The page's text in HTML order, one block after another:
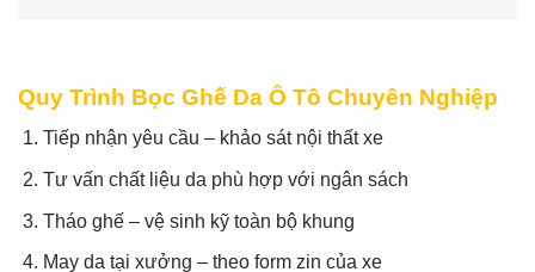
Quy Trình Bọc Ghế Da Ô Tô Chuyên Nghiệp
Tiếp nhận yêu cầu – khảo sát nội thất xe
Tư vấn chất liệu da phù hợp với ngân sách
Tháo ghế – vệ sinh kỹ toàn bộ khung
May da tại xưởng – theo form zin của xe